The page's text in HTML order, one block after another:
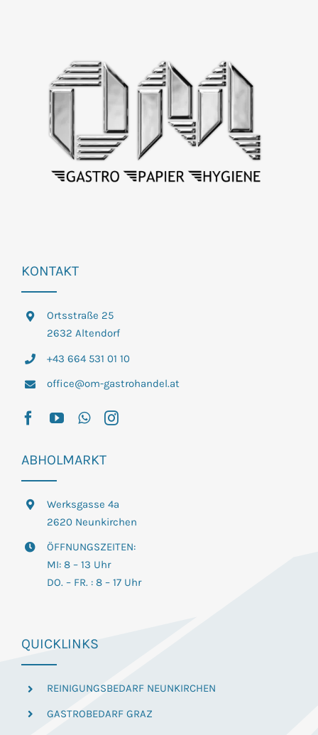
KONTAKT
Ortsstraße 25
2632 Altendorf
+43 664 531 01 10
office@om-gastrohandel.at
ABHOLMARKT
Werksgasse 4a
2620 Neunkirchen
ÖFFNUNGSZEITEN:
MI: 8 – 13 Uhr
DO. – FR. : 8 – 17 Uhr
QUICKLINKS
REINIGUNGSBEDARF NEUNKIRCHEN
GASTROBEDARF GRAZ